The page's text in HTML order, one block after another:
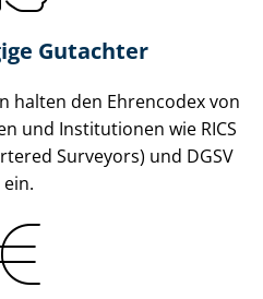
Gutachter
halten den Ehrencodex von
und Institutionen wie RICS
Surveyors) und DGSV
ein.